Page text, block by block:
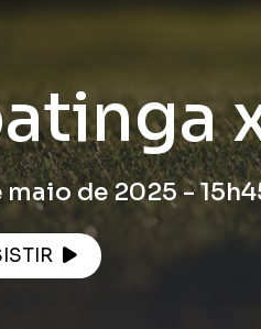
maio de 2025 -